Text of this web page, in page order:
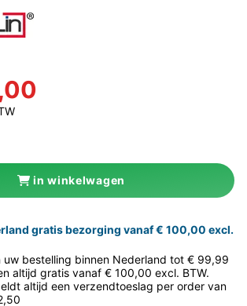
in winkelwagen
gratis bezorging vanaf € 100,00 excl.
uw bestelling binnen Nederland tot € 99,99
altijd gratis vanaf € 100,00 excl. BTW.
altijd een verzendtoeslag per order van